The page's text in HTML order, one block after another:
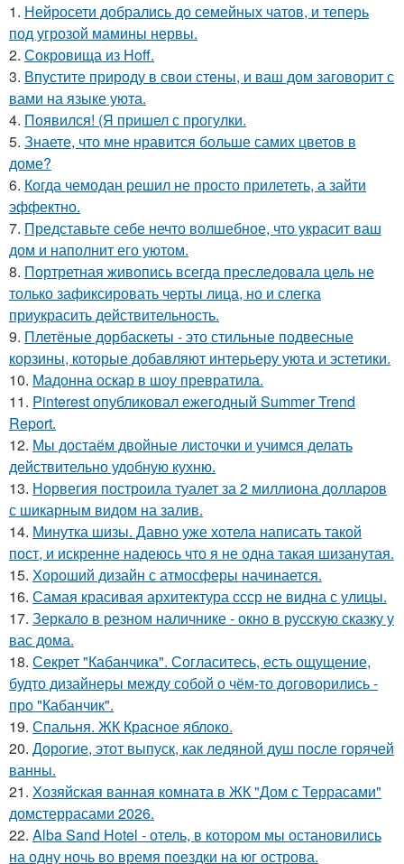
1. Нейросети добрались до семейных чатов, и теперь
под угрозой мамины нервы.
2. Сокровища из Hoff.
3. Впустите природу в свои стены, и ваш дом заговорит с
вами на языке уюта.
4. Появился! (Я пришел с прогулки.
5. Знаете, что мне нравится больше самих цветов в
доме?
6. Когда чемодан решил не просто прилететь, а зайти
эффектно.
7. Представьте себе нечто волшебное, что украсит ваш
дом и наполнит его уютом.
8. Портретная живопись всегда преследовала цель не
только зафиксировать черты лица, но и слегка
приукрасить действительность.
9. Плетёные дорбаскеты - это стильные подвесные
корзины, которые добавляют интерьеру уюта и эстетики.
10. Мадонна оскар в шоу превратила.
11. Pinterest опубликовал ежегодный Summer Trend
Report.
12. Мы достаём двойные листочки и учимся делать
действительно удобную кухню.
13. Норвегия построила туалет за 2 миллиона долларов
с шикарным видом на залив.
14. Минутка шизы. Давно уже хотела написать такой
пост, и искренне надеюсь что я не одна такая шизанутая.
15. Хороший дизайн с атмосферы начинается.
16. Самая красивая архитектура ссср не видна с улицы.
17. Зеркало в резном наличнике - окно в русскую сказку у
вас дома.
18. Секрет "Кабанчика". Согласитесь, есть ощущение,
будто дизайнеры между собой о чём-то договорились -
про "Кабанчик".
19. Спальня. ЖК Красное яблоко.
20. Дорогие, этот выпуск, как ледяной душ после горячей
ванны.
21. Хозяйская ванная комната в ЖК "Дом с Террасами"
домстеррасами 2026.
22. Alba Sand Hotel - отель, в котором мы остановились
на одну ночь во время поездки на юг острова.